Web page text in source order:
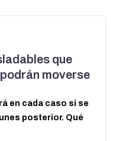
que
moverse
en cada caso si se
posterior. Qué